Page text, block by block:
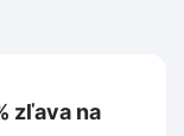
zľava na